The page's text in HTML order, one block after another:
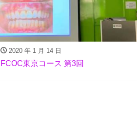
2020 年 1 月 14 日
FCOC東京コース 第3回